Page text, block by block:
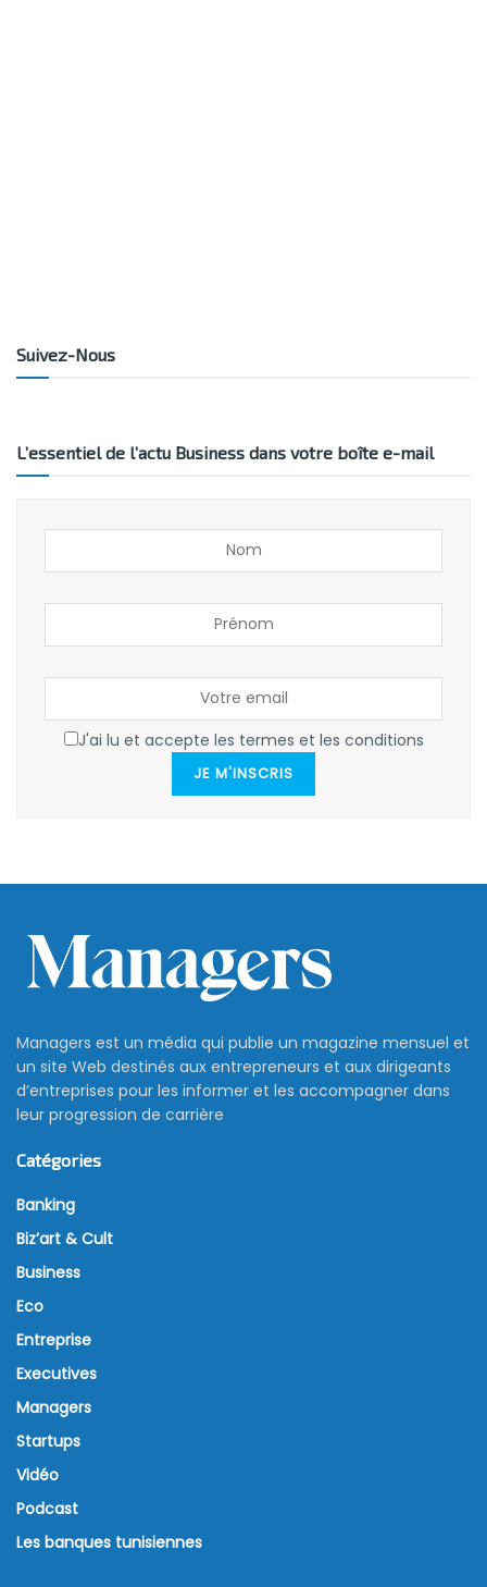
Suivez-Nous
L’essentiel de l’actu Business dans votre boîte e-mail
J'ai lu et accepte les termes et les conditions
JE M'INSCRIS
Managers est un média qui publie un magazine mensuel et
un site Web destinés aux entrepreneurs et aux dirigeants
d’entreprises pour les informer et les accompagner dans
leur progression de carrière
Catégories
Banking
Biz’art & Cult
Business
Eco
Entreprise
Executives
Managers
Startups
Vidéo
Podcast
Les banques tunisiennes